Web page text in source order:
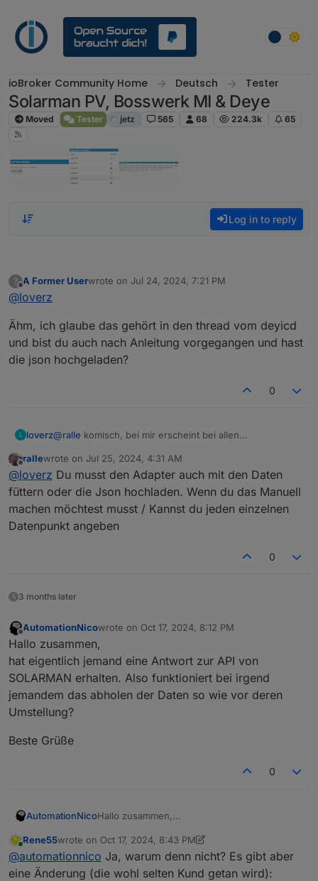
ioBroker Community Home Deutsch Tester
Solarman PV, Bosswerk MI & Deye
Moved Tester jetz 565 68 224.3k 65
Log in to reply
?
Offline
A Former Userwrote on Jul 24, 2024, 7:21 PM
last edited by
@loverz
Ähm, ich glaube das gehört in den thread vom deyicd
und bist du auch nach Anleitung vorgegangen und hast
die json hochgeladen?
0
L loverz@ralle komisch, bei mir erscheint bei allen
Toll wäre auch, wenn ma. Alle in eine Instanz packen
könnte.
Offline
rallewrote on Jul 25, 2024, 4:31 AM
last edited by
@loverz Du musst den Adapter auch mit den Daten
füttern oder die Json hochladen. Wenn du das Manuell
machen möchtest musst / Kannst du jeden einzelnen
Datenpunkt angeben
0
3 months later
Offline
AutomationNicowrote on Oct 17, 2024, 8:12 PM
last edited by
Hallo zusammen,
hat eigentlich jemand eine Antwort zur API von
SOLARMAN erhalten. Also funktioniert bei irgend
jemandem das abholen der Daten so wie vor deren
Umstellung?
Beste Grüße
0
AutomationNicoHallo zusammen,
von SOLARMAN erhalten. Also funktioniert bei
irgend jemandem das abholen der Daten so
wie vor deren Umstellung?
Beste Grüße
Online
Rene55wrote on Oct 17, 2024, 8:43 PM
last edited by Rene55 Oct 17, 2024, 10:44 PM
@automationnico Ja, warum denn nicht? Es gibt aber
eine Änderung (die wohl selten Kund getan wird):